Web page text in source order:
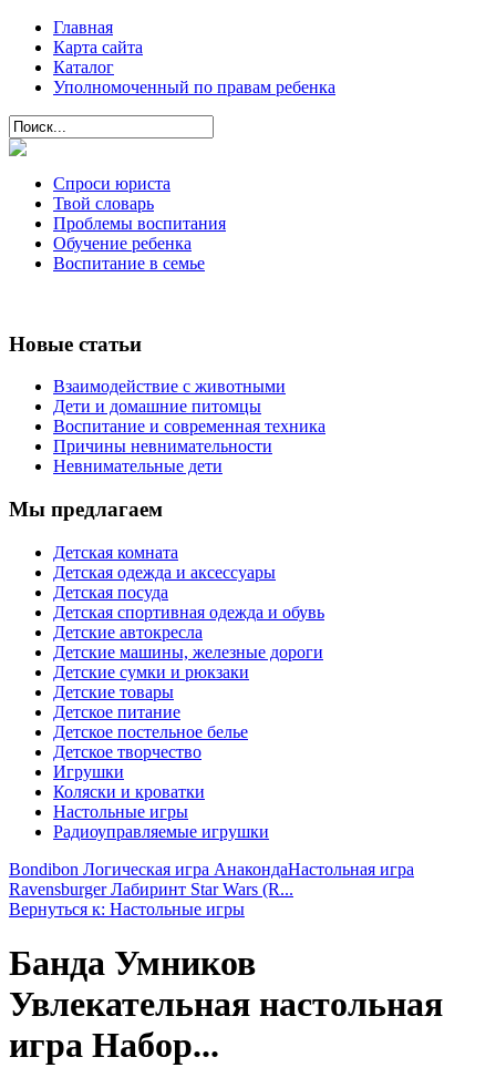
Главная
Карта сайта
Каталог
Уполномоченный по правам ребенка
Спроси юриста
Твой словарь
Проблемы воспитания
Обучение ребенка
Воспитание в семье
Новые статьи
Взаимодействие с животными
Дети и домашние питомцы
Воспитание и современная техника
Причины невнимательности
Невнимательные дети
Мы предлагаем
Детская комната
Детская одежда и аксессуары
Детская посуда
Детская спортивная одежда и обувь
Детские автокресла
Детские машины, железные дороги
Детские сумки и рюкзаки
Детские товары
Детское питание
Детское постельное белье
Детское творчество
Игрушки
Коляски и кроватки
Настольные игры
Радиоуправляемые игрушки
Bondibon Логическая игра АнакондаНастольная игра
Ravensburger Лабиринт Star Wars (R...
Вернуться к: Настольные игры
Банда Умников
Увлекательная настольная
игра Набор...